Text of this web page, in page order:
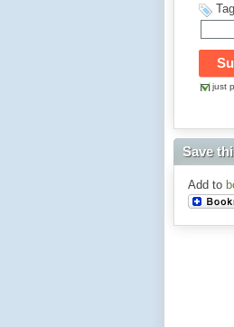
just
Save
Add to